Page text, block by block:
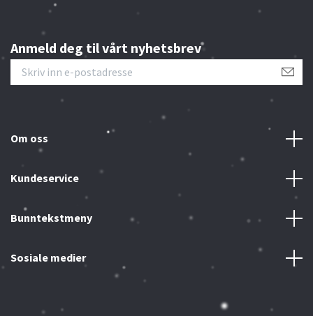
Anmeld deg til vårt nyhetsbrev
Om oss
Kundeservice
Bunntekstmeny
Sosiale medier